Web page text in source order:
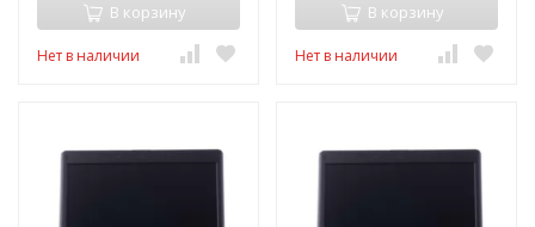
В корзину
Нет в наличии
В корзину
Нет в наличии